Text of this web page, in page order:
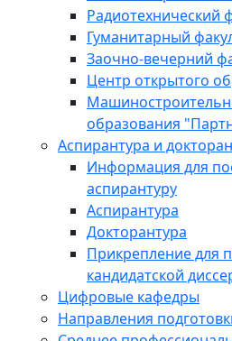
Радиотехнический
Гуманитарный
Заочно-вечерний
Центр открытого
образования
Аспирантура и
Информация для
аспирантуру
Аспирантура
Докторантура
Прикрепление для
кандидатской
Цифровые кафедры
Направления